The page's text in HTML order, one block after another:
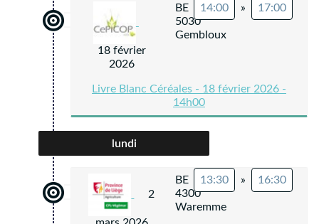
18 février
2026
BE
5030
Gembloux
14:00 » 17:00
Livre Blanc Céréales - 18 février 2026 -
14h00
lundi
2
BE
4300
Waremme
13:30 » 16:30